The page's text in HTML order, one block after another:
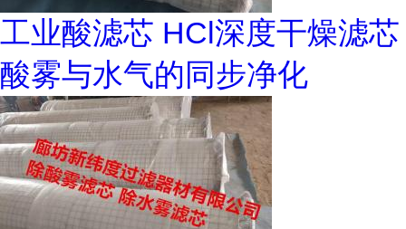
工业酸滤芯 HCl深度干燥滤芯
酸雾与水气的同步净化